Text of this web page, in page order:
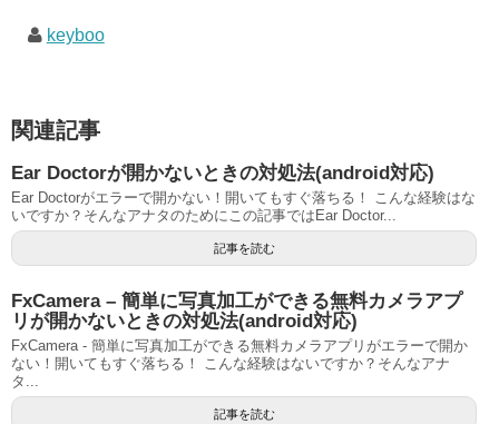
keyboo
関連記事
Ear Doctorが開かないときの対処法(android対応)
Ear Doctorがエラーで開かない！開いてもすぐ落ちる！ こんな経験はな
いですか？そんなアナタのためにこの記事ではEar Doctor...
記事を読む
FxCamera – 簡単に写真加工ができる無料カメラアプ
リが開かないときの対処法(android対応)
FxCamera - 簡単に写真加工ができる無料カメラアプリがエラーで開か
ない！開いてもすぐ落ちる！ こんな経験はないですか？そんなアナ
タ...
記事を読む